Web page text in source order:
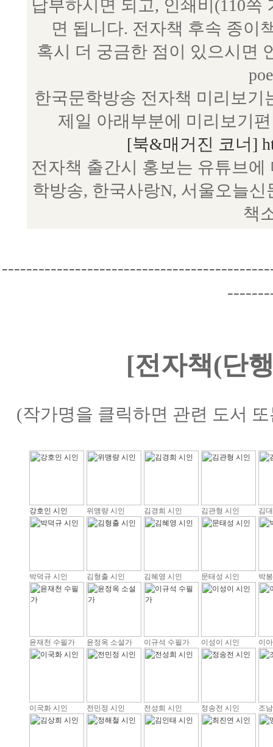
납부하시면 되고, 인쇄비(110
면 됩니다. 전자책 후속 종이
혹시 더 궁금한 점이 있으시면
한국문학방송 전자책 미리보
제일 아래부분에 미리보기
[북&매거진 코너]
전자책 출간시 홍보는 유튜브
학방송, 한국사랑N, 서울오늘
책
[전자책(단
(작가명을 클릭하면 관련 도서
강호인 시인 위맹량 시인 김경희 시인 김관형 시인 김
박덕규 시인 김형출 시인 김혜영 시인 문태성 시인 박
윤재천 수필가 윤정옥 소설가 이규석 수필가 이성이 시인 이
이국화 시인 전민정 시인 전성희 시인 정송전 시인 조